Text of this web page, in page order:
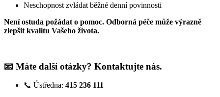
Neschopnost zvládat běžné denní povinnosti
Není ostuda požádat o pomoc. Odborná péče může výrazně
zlepšit kvalitu Vašeho života.
📧 Máte další otázky? Kontaktujte nás.
📞 Ústředna: 415 236 111